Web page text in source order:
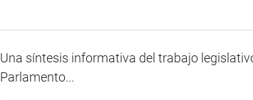
Una síntesis informativa del trabajo
Parlamento...